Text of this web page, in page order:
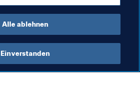
Alle ablehnen
Einverstanden